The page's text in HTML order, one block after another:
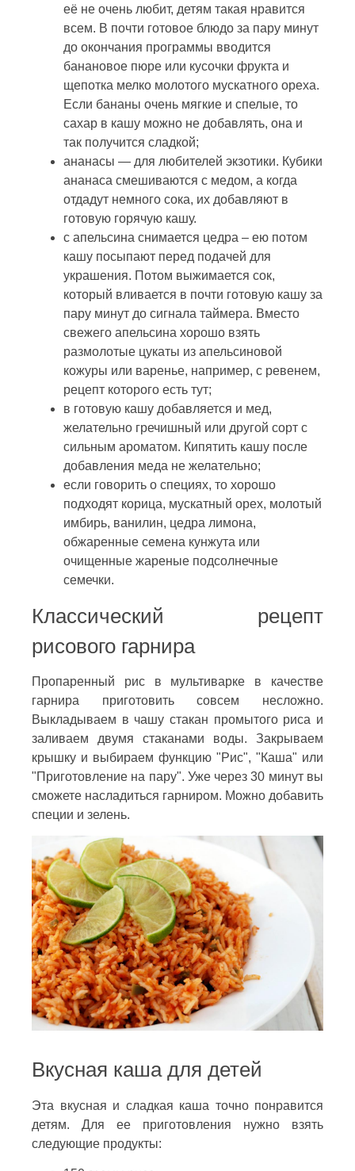
её не очень любит, детям такая нравится
всем. В почти готовое блюдо за пару минут
до окончания программы вводится
банановое пюре или кусочки фрукта и
щепотка мелко молотого мускатного ореха.
Если бананы очень мягкие и спелые, то
сахар в кашу можно не добавлять, она и
так получится сладкой;
ананасы — для любителей экзотики. Кубики
ананаса смешиваются с медом, а когда
отдадут немного сока, их добавляют в
готовую горячую кашу.
с апельсина снимается цедра – ею потом
кашу посыпают перед подачей для
украшения. Потом выжимается сок,
который вливается в почти готовую кашу за
пару минут до сигнала таймера. Вместо
свежего апельсина хорошо взять
размолотые цукаты из апельсиновой
кожуры или варенье, например, с ревенем,
рецепт которого есть тут;
в готовую кашу добавляется и мед,
желательно гречишный или другой сорт с
сильным ароматом. Кипятить кашу после
добавления меда не желательно;
если говорить о специях, то хорошо
подходят корица, мускатный орех, молотый
имбирь, ванилин, цедра лимона,
обжаренные семена кунжута или
очищенные жареные подсолнечные
семечки.
Классический рецепт
рисового гарнира
Пропаренный рис в мультиварке в качестве
гарнира приготовить совсем несложно.
Выкладываем в чашу стакан промытого риса и
заливаем двумя стаканами воды. Закрываем
крышку и выбираем функцию "Рис", "Каша" или
"Приготовление на пару". Уже через 30 минут вы
сможете насладиться гарниром. Можно добавить
специи и зелень.
Вкусная каша для детей
Эта вкусная и сладкая каша точно понравится
детям. Для ее приготовления нужно взять
следующие продукты: